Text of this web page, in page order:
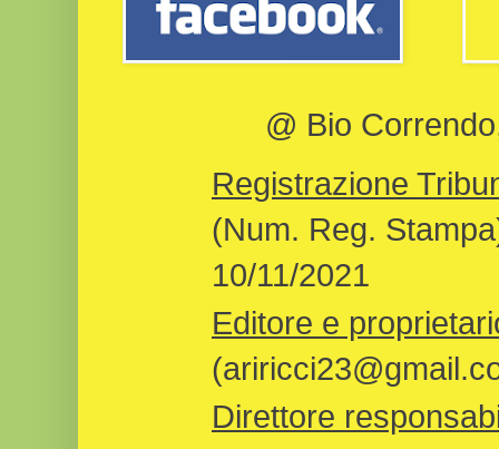
@ Bio
Registrazione
(Num. Reg.
10/11/2021
Editore e
Direttore